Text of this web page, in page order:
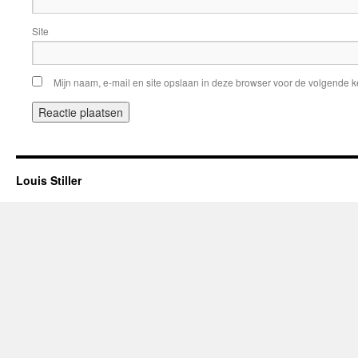
Site
Mijn naam, e-mail en site opslaan in deze browser voor de volgende
Louis Stiller